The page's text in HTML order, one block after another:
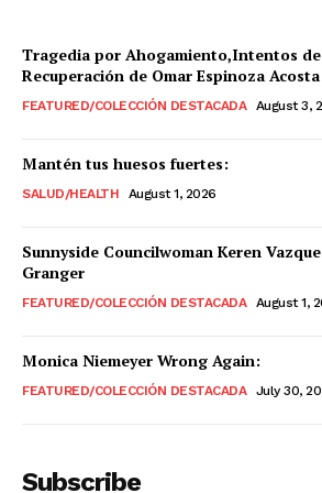
Tragedia por Ahogamiento,Intentos de
Recuperación de Omar Espinoza Acosta
FEATURED/COLECCIÓN DESTACADA August 3,
Mantén tus huesos fuertes:
SALUD/HEALTH August 1, 2026
Sunnyside Councilwoman Keren
Granger
FEATURED/COLECCIÓN DESTACADA August 1,
Monica Niemeyer Wrong Again:
FEATURED/COLECCIÓN DESTACADA July 30,
Subscribe